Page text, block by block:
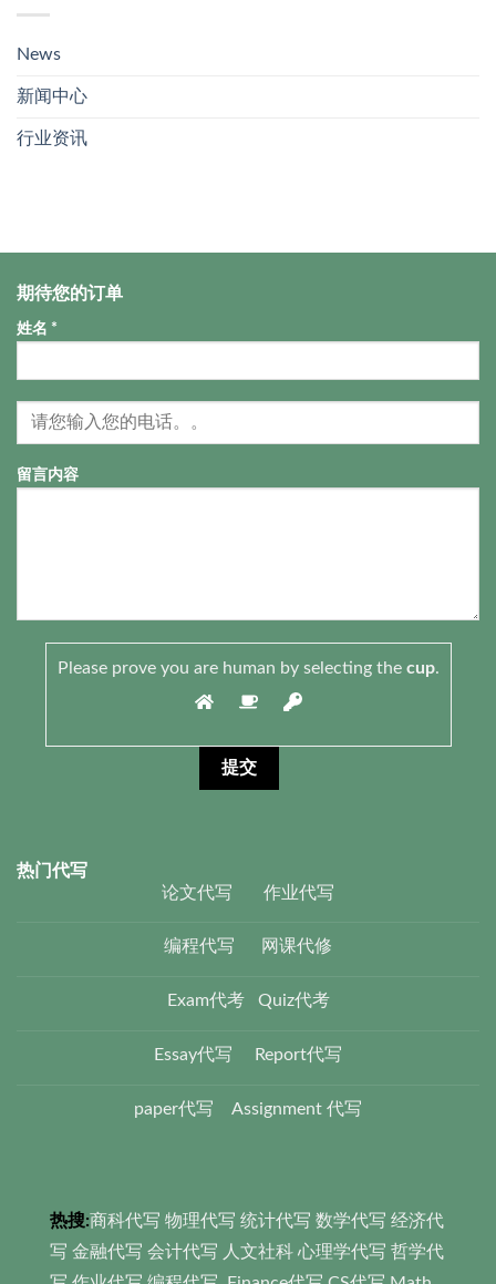
News
新闻中心
行业资讯
期待您的订单
姓名 *
留言内容
Please prove you are human by selecting thecup.
热门代写
论文代写 作业代写
编程代写 网课代修
Exam代考 Quiz代考
Essay代写 Report代写
paper代写 Assignment 代写
热搜:商科代写 物理代写 统计代写 数学代写 经济代
写 金融代写 会计代写 人文社科 心理学代写 哲学代